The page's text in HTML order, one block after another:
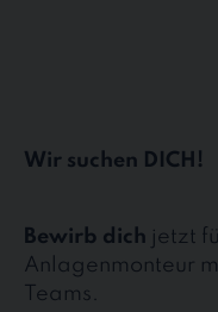
Wir suchen DICH!
Bewirb dich jetzt
Anlagenmonteur
Teams.